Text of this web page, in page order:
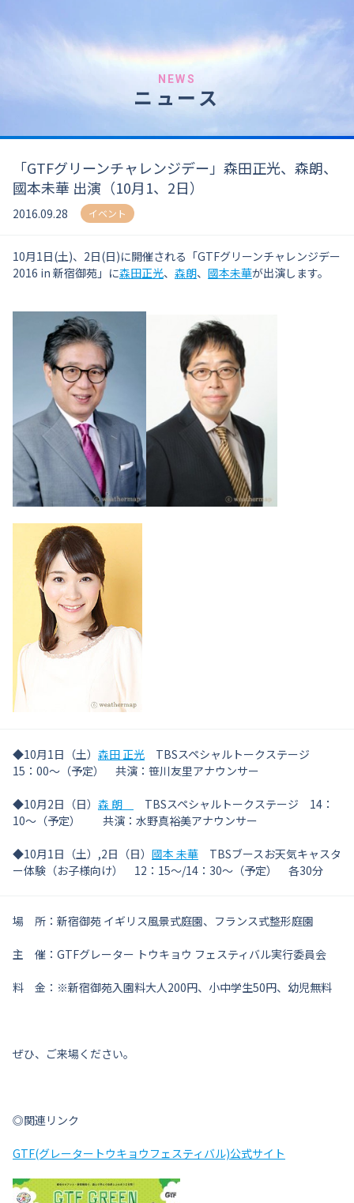
NEWS
ニュース
「GTFグリーンチャレンジデー」森田正光、森朗、
國本未華 出演（10月1、2日）
2016.09.28 イベント
10月1日(土)、2日(日)に開催される「GTFグリーンチャレンジデー
2016 in 新宿御苑」に森田正光、 森朗、 國本未華が出演します。
◆10月1日（土） 森田 正光 TBSスペシャルトークステージ
15：00～（予定） 共演：笹川友里アナウンサー
◆10月2日（日） 森 朗
TBSスペシャルトークステージ 14：
10～（予定） 共演：水野真裕美アナウンサー
◆10月1日（土）,2日（日） 國本 未華 TBSブースお天気キャスタ
ー体験（お子様向け） 12：15～/14：30～（予定） 各30分
場 所：新宿御苑 イギリス風景式庭園、フランス式整形庭園
主 催：GTFグレーター トウキョウ フェスティバル実行委員会
料 金：※新宿御苑入園料大人200円、小中学生50円、幼児無料
ぜひ、ご来場ください。
◎関連リンク
GTF(グレータートウキョウフェスティバル)公式サイト